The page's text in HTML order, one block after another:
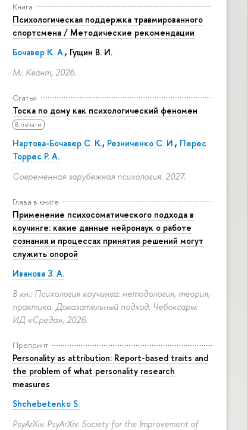
Книга
Психологическая поддержка травмированного
спортсмена / Методические рекомендации
Бочавер К. А., Гущин В. И.
М.: Квант, 2026.
Статья
Тоска по дому как психологический феномен
В печати
Нартова-Бочавер С. К., Резниченко С. И., Перес
Торрес Р. А.
Современная зарубежная психология. 2027.
Глава в книге
Применение психосоматического подхода в
коучинге: какие данные нейронаук о работе
сознания и процессах принятия решений могут
служить опорой
Иванова З. А.
В кн.: Психология коучинга: методология, теория,
практика. Доказательный подход. Чебоксары:
ИД «Среда», 2026.
Препринт
Personality as attribution: Report-based traits and
the problem of what personality research
measures
Shchebetenko S.
PsyArXiv. PsyArXiv. Society for the Improvement of